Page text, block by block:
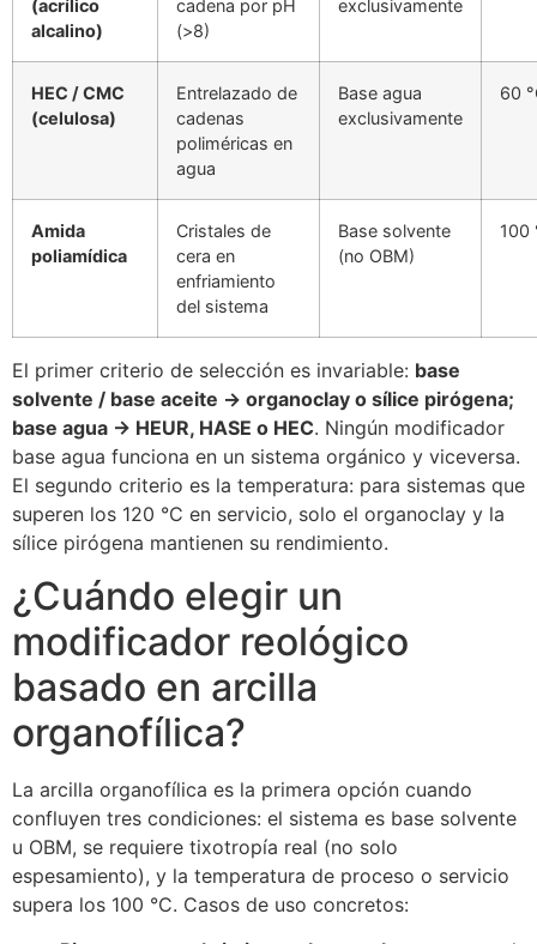
(acrílico
alcalino)
cadena por pH
(>8)
exclusivamente
HEC / CMC
(celulosa)
Entrelazado de
cadenas
poliméricas en
agua
Base agua
exclusivamente
60
Amida
poliamídica
Cristales de
cera en
enfriamiento
del sistema
Base solvente
(no OBM)
100
El primer criterio de selección es invariable: base
solvente / base aceite → organoclay o sílice pirógena;
base agua → HEUR, HASE o HEC. Ningún modificador
base agua funciona en un sistema orgánico y viceversa.
El segundo criterio es la temperatura: para sistemas que
superen los 120 °C en servicio, solo el organoclay y la
sílice pirógena mantienen su rendimiento.
¿Cuándo elegir un
modificador reológico
basado en arcilla
organofílica?
La arcilla organofílica es la primera opción cuando
confluyen tres condiciones: el sistema es base solvente
u OBM, se requiere tixotropía real (no solo
espesamiento), y la temperatura de proceso o servicio
supera los 100 °C. Casos de uso concretos: